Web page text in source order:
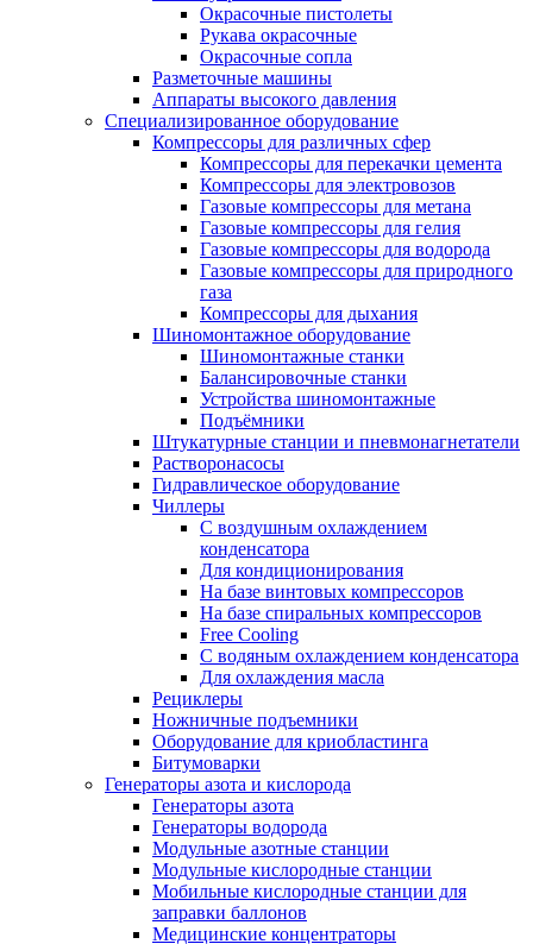
Окрасочные пистолеты
Рукава окрасочные
Окрасочные сопла
Разметочные машины
Аппараты высокого давления
Специализированное оборудование
Компрессоры для различных сфер
Компрессоры для перекачки цемента
Компрессоры для электровозов
Газовые компрессоры для метана
Газовые компрессоры для гелия
Газовые компрессоры для водорода
Газовые компрессоры для природного
газа
Компрессоры для дыхания
Шиномонтажное оборудование
Шиномонтажные станки
Балансировочные станки
Устройства шиномонтажные
Подъёмники
Штукатурные станции и пневмонагнетатели
Растворонасосы
Гидравлическое оборудование
Чиллеры
С воздушным охлаждением
конденсатора
Для кондиционирования
На базе винтовых компрессоров
На базе спиральных компрессоров
Free Cooling
С водяным охлаждением конденсатора
Для охлаждения масла
Рециклеры
Ножничные подъемники
Оборудование для криобластинга
Битумоварки
Генераторы азота и кислорода
Генераторы азота
Генераторы водорода
Модульные азотные станции
Модульные кислородные станции
Мобильные кислородные станции для
заправки баллонов
Медицинские концентраторы